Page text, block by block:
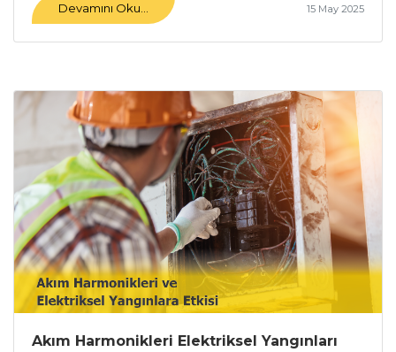
Devamını Oku... 15 May 2025
Akım Harmonikleri Elektriksel Yangınları